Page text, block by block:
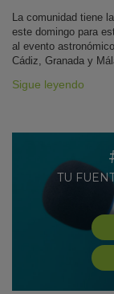
La comunidad tiene
este domingo para
al evento
Cádiz, Granada y
Sigue leyendo
TU